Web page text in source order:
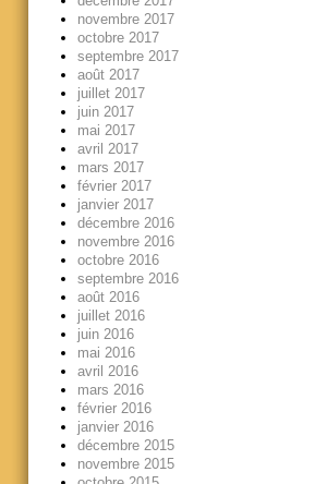
novembre 2017
octobre 2017
septembre 2017
août 2017
juillet 2017
juin 2017
mai 2017
avril 2017
mars 2017
février 2017
janvier 2017
décembre 2016
novembre 2016
octobre 2016
septembre 2016
août 2016
juillet 2016
juin 2016
mai 2016
avril 2016
mars 2016
février 2016
janvier 2016
décembre 2015
novembre 2015